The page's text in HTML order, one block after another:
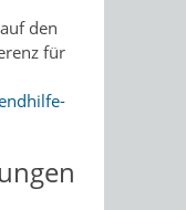
auf den
für